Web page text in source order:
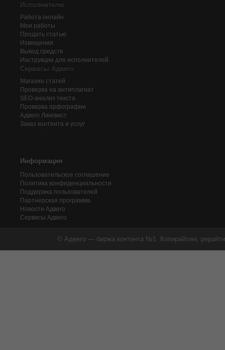
Исполнителю
Работа онлайн
Мои работы
Продать статью
Извещения
Вывод средств
Инструкции для исполнителей
Сервисы Адвего
Магазин статей
Проверка на антиплагиат
SEO-анализ текста
Проверка орфографии
Адвего Лингвист
Заказ контента и услуг
Информация
Пользовательское соглашение
Политика конфиденциальности
Поддержка пользователей
Партнерская программа
Новости Адвего
Сервисы Адвего
© Адвего — биржа контента №1. Копирайтинг,